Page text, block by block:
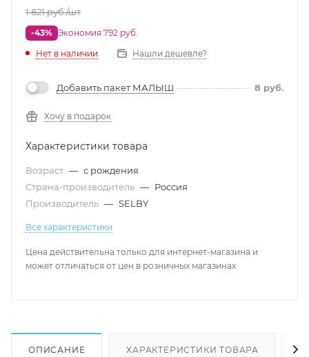
1 821руб./шт
-43% Экономия 792 руб.
Нет в наличии
Нашли дешевле?
Добавить пакет МАЛЫШ 8 руб.
Хочу в подарок
Характеристики товара
Возраст — с рождения
Страна-производитель — Россия
Производитель — SELBY
Все характеристики
Цена действительна только для интернет-магазина и
может отличаться от цен в розничных магазинах
ОПИСАНИЕ ХАРАКТЕРИСТИКИ ТОВАРА